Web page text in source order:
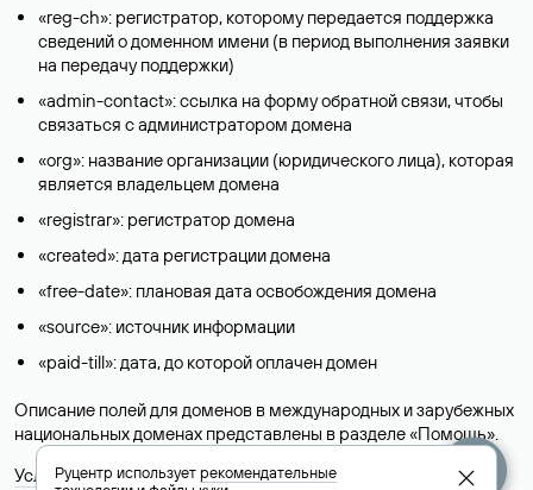
«reg-ch»: регистратор, которому передается поддержка
сведений о доменном имени (в период выполнения заявки
на передачу поддержки)
«admin-contact»: ссылка на форму обратной связи, чтобы
связаться с администратором домена
«org»: название организации (юридического лица), которая
является владельцем домена
«registrar»: регистратор домена
«created»: дата регистрации домена
«free-date»: плановая дата освобождения домена
«source»: источник информации
«paid-till»: дата, до которой оплачен домен
Описание полей для доменов в международных и зарубежных
национальных доменах представлены в разделе «Помощь».
Условия использования Whois-сервиса
Руцентр используетрекомендательные